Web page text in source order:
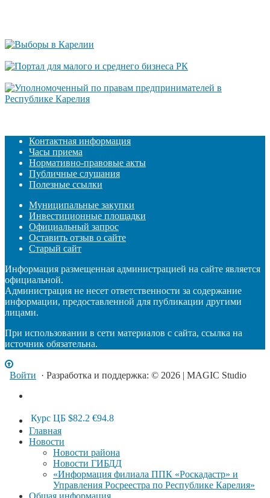
Контактная информация
Часы приема
Нормативно-правовые акты
Публичные слушания
Полезные ссылки
Муниципальные закупки
Инвестиционные площадки
Официальный запрос
Оставить отзыв о сайте
Старый сайт
Информация размещенная администрацией на сайте является
официальной.
Администрация не несет ответственности за содержание
информации, предоставленной для публикации другими
лицами.
При использовании в сети материалов с сайта, ссылка на
источник обязательна.
Войти · Разработка и поддержка: © 2026 | MAGIC Studio
Курс ЦБ $82.2 €94.8
Главная
Новости
Новости района
Новости ГИБДД
«Информация филиала ППК «Роскадастр» и
Управления Росреестра по Республике Карелия»
Общая информация